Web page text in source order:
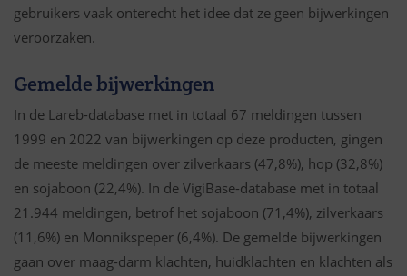
gebruikers vaak onterecht het idee dat ze geen bijwerkingen
veroorzaken.
Gemelde bijwerkingen
In de Lareb-database met in totaal 67 meldingen tussen
1999 en 2022 van bijwerkingen op deze producten, gingen
de meeste meldingen over zilverkaars (47,8%), hop (32,8%)
en sojaboon (22,4%). In de VigiBase-database met in totaal
21.944 meldingen, betrof het sojaboon (71,4%), zilverkaars
(11,6%) en Monnikspeper (6,4%). De gemelde bijwerkingen
gaan over maag-darm klachten, huidklachten en klachten als